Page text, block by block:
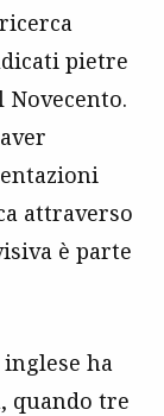
pietre
attraverso
è parte
ha
quando tre